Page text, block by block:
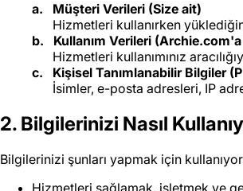
Müşteri Verileri (Size ait)
Hizmetleri kullanırken
Kullanım Verileri
Hizmetleri kullanımınız
Kişisel Tanımlanabilir Bilgiler
İsimler, e-posta adresleri, IP
2. Bilgilerinizi Nasıl
Bilgilerinizi şunları yapmak için